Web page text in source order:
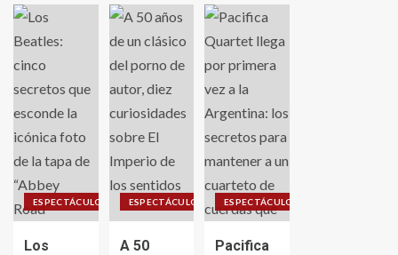
ESPECTÁCULO
Los
ESPECTÁCULO
A 50
ESPECTÁCULO
Pacifica